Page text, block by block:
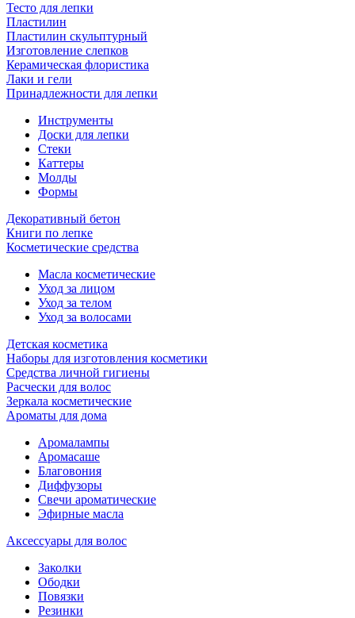
Тесто для лепки
Пластилин
Пластилин скульптурный
Изготовление слепков
Керамическая флористика
Лаки и гели
Принадлежности для лепки
Инструменты
Доски для лепки
Стеки
Каттеры
Молды
Формы
Декоративный бетон
Книги по лепке
Косметические средства
Масла косметические
Уход за лицом
Уход за телом
Уход за волосами
Детская косметика
Наборы для изготовления косметики
Средства личной гигиены
Расчески для волос
Зеркала косметические
Ароматы для дома
Аромалампы
Аромасаше
Благовония
Диффузоры
Свечи ароматические
Эфирные масла
Аксессуары для волос
Заколки
Ободки
Повязки
Резинки